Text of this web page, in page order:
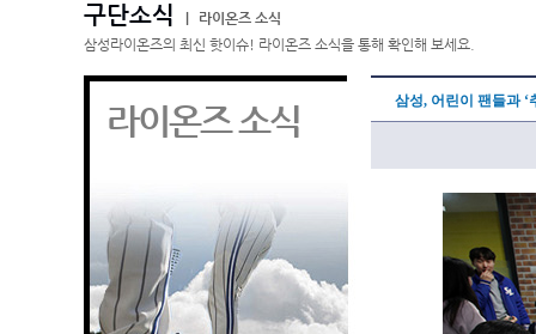
구단소식
라이온즈 소식
삼성라이온즈의 최신 핫이슈! 라이온즈 소식을 통해 확인해 보세요.
라이온즈 소식 삼성, 어린이 팬들과 ‘